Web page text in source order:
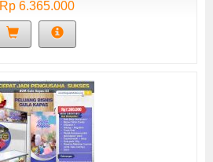
Rp 6.365.000